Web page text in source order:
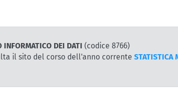
DEI DATI (codice 8766)
il sito del corso dell'anno corrente STATISTICA